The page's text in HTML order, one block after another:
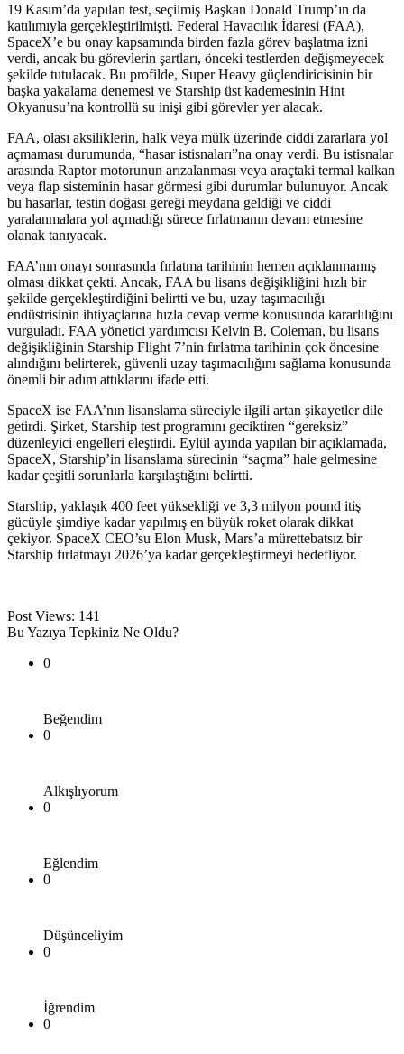
19 Kasım’da yapılan test, seçilmiş Başkan Donald Trump’ın da
katılımıyla gerçekleştirilmişti. Federal Havacılık İdaresi (FAA),
SpaceX’e bu onay kapsamında birden fazla görev başlatma izni
verdi, ancak bu görevlerin şartları, önceki testlerden değişmeyecek
şekilde tutulacak. Bu profilde, Super Heavy güçlendiricisinin bir
başka yakalama denemesi ve Starship üst kademesinin Hint
Okyanusu’na kontrollü su inişi gibi görevler yer alacak.
FAA, olası aksiliklerin, halk veya mülk üzerinde ciddi zararlara yol
açmaması durumunda, “hasar istisnaları”na onay verdi. Bu istisnalar
arasında Raptor motorunun arızalanması veya araçtaki termal kalkan
veya flap sisteminin hasar görmesi gibi durumlar bulunuyor. Ancak
bu hasarlar, testin doğası gereği meydana geldiği ve ciddi
yaralanmalara yol açmadığı sürece fırlatmanın devam etmesine
olanak tanıyacak.
FAA’nın onayı sonrasında fırlatma tarihinin hemen açıklanmamış
olması dikkat çekti. Ancak, FAA bu lisans değişikliğini hızlı bir
şekilde gerçekleştirdiğini belirtti ve bu, uzay taşımacılığı
endüstrisinin ihtiyaçlarına hızla cevap verme konusunda kararlılığını
vurguladı. FAA yönetici yardımcısı Kelvin B. Coleman, bu lisans
değişikliğinin Starship Flight 7’nin fırlatma tarihinin çok öncesine
alındığını belirterek, güvenli uzay taşımacılığını sağlama konusunda
önemli bir adım attıklarını ifade etti.
SpaceX ise FAA’nın lisanslama süreciyle ilgili artan şikayetler dile
getirdi. Şirket, Starship test programını geciktiren “gereksiz”
düzenleyici engelleri eleştirdi. Eylül ayında yapılan bir açıklamada,
SpaceX, Starship’in lisanslama sürecinin “saçma” hale gelmesine
kadar çeşitli sorunlarla karşılaştığını belirtti.
Starship, yaklaşık 400 feet yüksekliği ve 3,3 milyon pound itiş
gücüyle şimdiye kadar yapılmış en büyük roket olarak dikkat
çekiyor. SpaceX CEO’su Elon Musk, Mars’a mürettebatsız bir
Starship fırlatmayı 2026’ya kadar gerçekleştirmeyi hedefliyor.
Post Views: 141
Bu Yazıya Tepkiniz Ne Oldu?
0
Beğendim
0
Alkışlıyorum
0
Eğlendim
0
Düşünceliyim
0
İğrendim
0